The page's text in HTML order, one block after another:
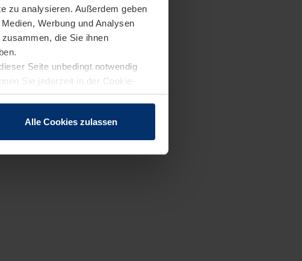
zu analysieren. Außerdem geben
Werbung und Analysen
die Sie ihnen
Seite unbedingt notwendig
Sie jederzeit in der Cookie-
Alle Cookies zulassen